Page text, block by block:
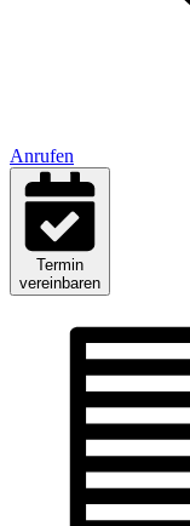
Anrufen
Termin
vereinbaren